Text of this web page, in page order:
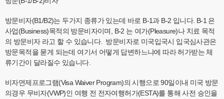
방문비자(B1/B2)는 두가지 종류가 있는데 바로 B-1과 B-2 입니다. B-1 은
사업(Business)목적의 방문비자이며, B-2 는 여가(Pleasure)나 치료 목적
의 방문비자 라고 할 수 있습니다. 방문비자로 미국입국시 입국심사관은
방문목적을 묻게 되는데 여기서 어떻게 답변하느냐에 따라 허가받는 체
류기간이 달라질수 있습니다.
비자면제프로그램(Visa Waiver Program)의 시행으로 90일이내 미국 방문
의경우 무비자(VWP)인 여행 전 전자여행허가(ESTA)를 통해 사전 승인을